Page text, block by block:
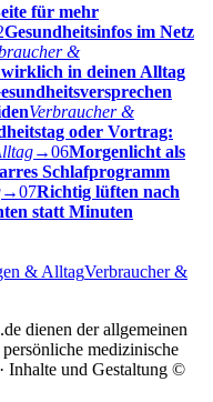
für mehr
Gesundheitsinfos im Netz
&
in deinen Alltag
Verbraucher &
oder Vortrag:
→06Morgenlicht als
Schlafprogramm
→07Richtig lüften nach
statt Minuten
& AlltagVerbraucher &
dienen der allgemeinen
medizinische
Inhalte und Gestaltung ©